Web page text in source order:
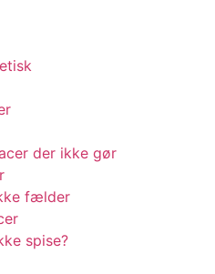
der ikke gør
fælder
spise?